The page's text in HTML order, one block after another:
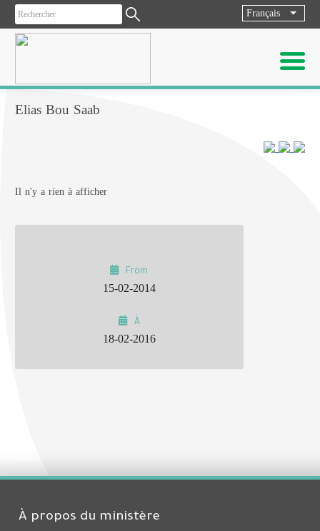
Français List
Elias Bou Saab
Il n'y a rien à afficher
From
15-02-2014
À
18-02-2016
À propos du ministère